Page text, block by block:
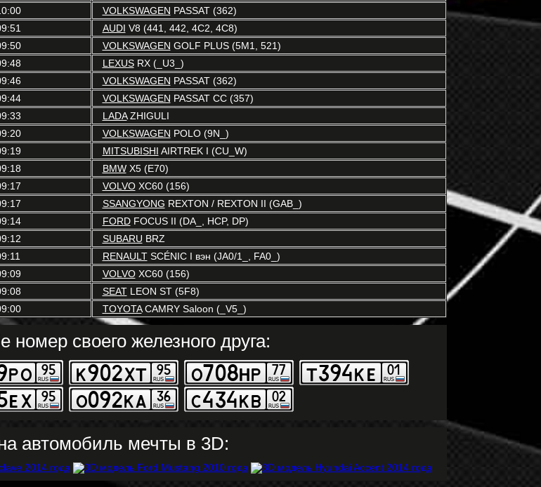
VOLKSWAGEN PASSAT (362)
AUDI V8 (441, 442, 4C2, 4C8)
VOLKSWAGEN GOLF PLUS (5M1, 521)
LEXUSRX (_U3_)
VOLKSWAGEN PASSAT (362)
VOLKSWAGEN PASSAT CC (357)
LADAZHIGULI
VOLKSWAGEN POLO (9N_)
MITSUBISHI AIRTREK I (CU_W)
BMWX5 (E70)
VOLVOXC60 (156)
SSANGYONG REXTON / REXTON II (GAB_)
FORDFOCUS II (DA_, HCP, DP)
SUBARU BRZ
RENAULTSCÉNIC I вэн (JA0/1_, FA0_)
VOLVOXC60 (156)
SEATLEON ST (5F8)
TOYOTACAMRY Saloon (_V5_)
номер своего железного друга:
автомобиль мечты в 3D: